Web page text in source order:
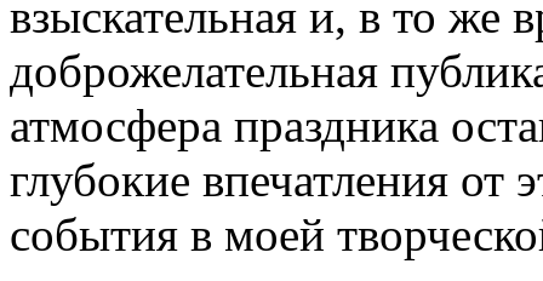
взыскательная и, в то же
доброжелательная
атмосфера праздника
глубокие впечатления от
события в моей